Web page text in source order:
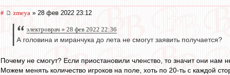
# zmeya » 28 фев 2022 23:12
электроврач » 28 фев 2022 22:36
А головина и миранчука до лета не смогут заявить получается?
Почему не смогут? Если приостановили членство, то значит они нам
Можем менять количество игроков на поле, хоть по 20-ть с каждой